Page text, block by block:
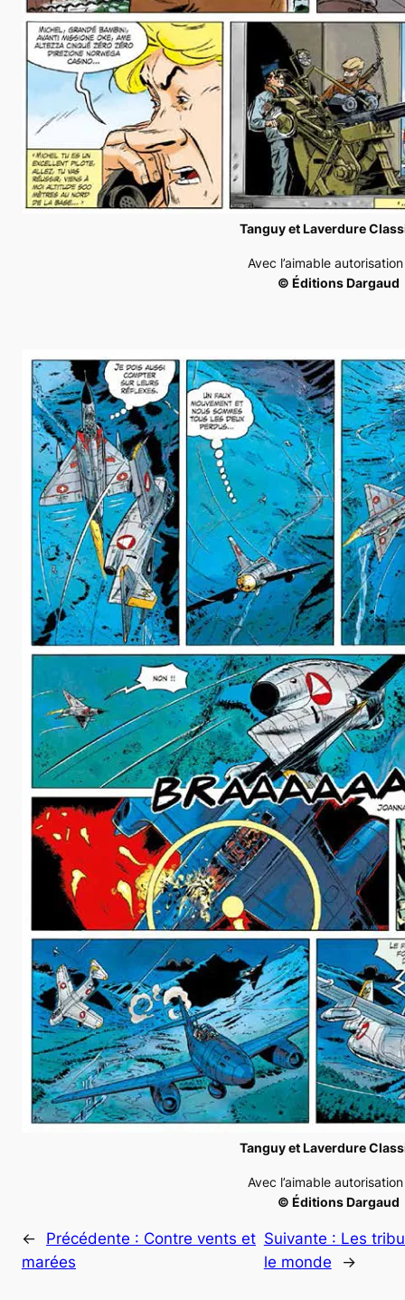
Tanguy et Laverdure
Avec l’aimable
© Éditions Dargaud
Tanguy et Laverdure
Avec l’aimable
© Éditions Dargaud
← Précédente : Contre vents et
marées
Suivante : Les
le monde
→